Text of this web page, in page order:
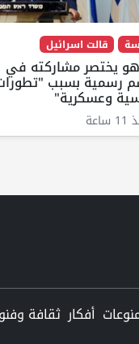
قالت اسرائيل
يختصر مشاركته في
رسمية بسبب
وعسكرية"
أفكار ثقافة